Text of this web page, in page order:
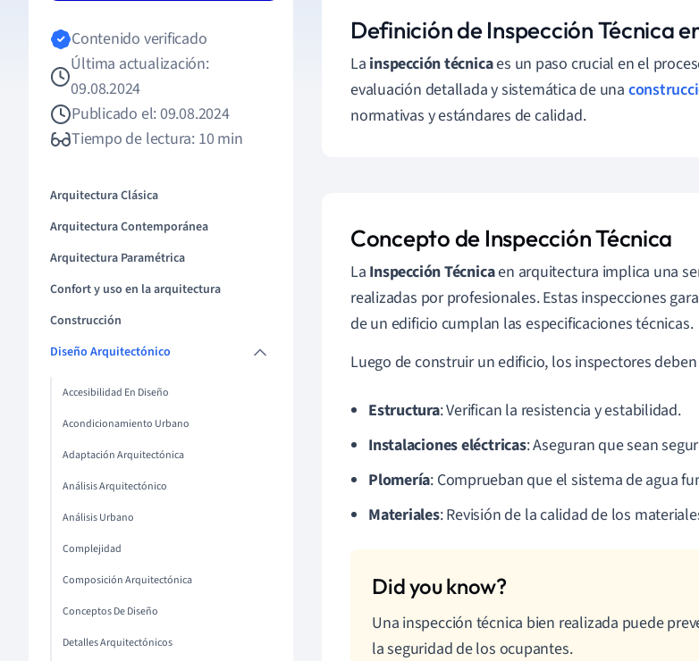
Contenido verificado
Última actualización:
09.08.2024
Publicado el: 09.08.2024
Tiempo de lectura: 10 min
Arquitectura Clásica
Arquitectura Contemporánea
Arquitectura Paramétrica
Confort y uso en la arquitectura
Construcción
Diseño Arquitectónico
Accesibilidad En Diseño
Acondicionamiento Urbano
Adaptación Arquitectónica
Análisis Arquitectónico
Análisis Urbano
Complejidad
Composición Arquitectónica
Conceptos De Diseño
Detalles Arquitectónicos
Definición de Inspección Técnica
La inspección técnicaes un paso crucial en el
evaluación detallada y sistemática de una
normativas y estándares de calidad.
Concepto de Inspección Técnica
La Inspección Técnicaen arquitectura implica una
realizadas por profesionales. Estas inspecciones
de un edificio cumplan las especificaciones técnicas.
Luego de construir un edificio, los inspectores
Estructura: Verifican la resistencia y estabilidad.
Instalaciones eléctricas: Aseguran que sean
Plomería: Comprueban que el sistema de agua
Materiales: Revisión de la calidad de los
Una inspección técnica bien realizada puede
la seguridad de los ocupantes.